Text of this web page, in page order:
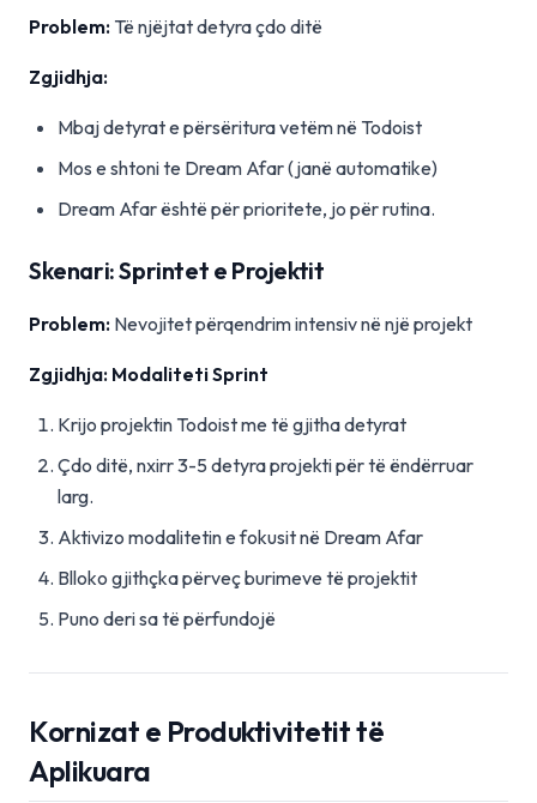
Problem: Të njëjtat detyra çdo ditë
Zgjidhja:
Mbaj detyrat e përsëritura vetëm në Todoist
Mos e shtoni te Dream Afar (janë automatike)
Dream Afar është për prioritete, jo për rutina.
Skenari: Sprintet e Projektit
Problem: Nevojitet përqendrim intensiv në një projekt
Zgjidhja: Modaliteti Sprint
Krijo projektin Todoist me të gjitha detyrat
Çdo ditë, nxirr 3-5 detyra projekti për të ëndërruar
larg.
Aktivizo modalitetin e fokusit në Dream Afar
Blloko gjithçka përveç burimeve të projektit
Puno deri sa të përfundojë
Kornizat e Produktivitetit të
Aplikuara